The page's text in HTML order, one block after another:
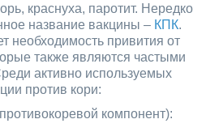
краснуха, паротит. Нередко
название вакцины – КПК.
необходимость привития от
также являются частыми
активно используемых
против кори:
компонент):